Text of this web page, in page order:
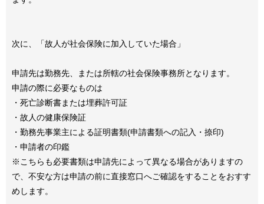
次に、「故人が社会保険に加入していた場合」
申請先は勤務先、または所轄の社会保険事務所となります。
申請の際に必要なものは
・死亡診断書または埋葬許可証
・故人の健康保険証
・勤務先事業主による証明書類(申請書類への記入・捺印)
・申請者の印鑑
※こちらも必要書類は申請先によって異なる場合がありますの
で、不安な方は申請の前に直接窓口へご確認をすることをおすす
めします。